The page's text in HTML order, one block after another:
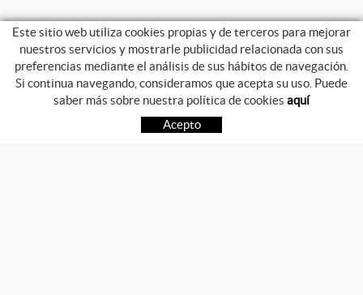
GUIA DE COMPRA
COMO COMPRAR
PREGUNTAS FRECUENTES
Este sitio web utiliza cookies propias y de terceros para mejorar
nuestros servicios y mostrarle publicidad relacionada con sus
preferencias mediante el análisis de sus hábitos de navegación.
Si continua navegando, consideramos que acepta su uso. Puede
saber más sobre nuestra política de cookies aquí
Acepto